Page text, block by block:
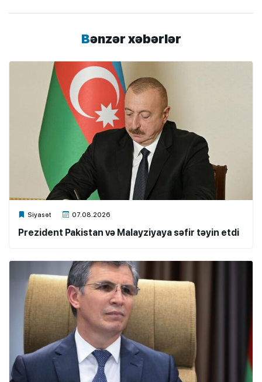
Bənzər xəbərlər
Siyasət 07.08.2026
Xalq.Online
Prezident Pakistan və Malayziyaya səfir təyin etdi